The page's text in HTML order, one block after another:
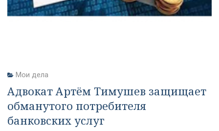
Мои дела
Адвокат Артём Тимушев защищает
обманутого потребителя
банковских услуг